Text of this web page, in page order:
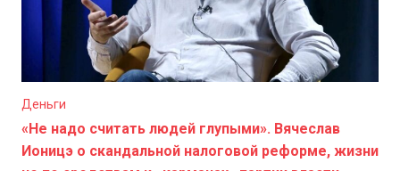
Деньги
«Не надо считать людей глупыми». Вячеслав
Ионицэ о скандальной налоговой реформе, жизни